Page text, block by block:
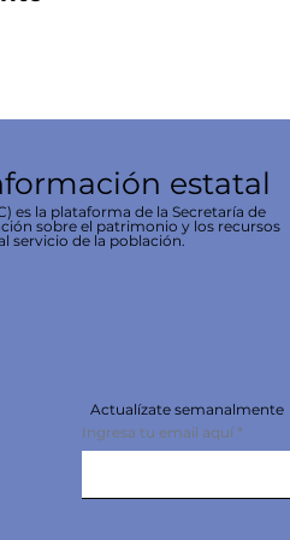
estatal
es la plataforma de la Secretaría de
sobre el patrimonio y los recursos
servicio de la población.
Actualízate semanalmente
Ingresa tu email aquí